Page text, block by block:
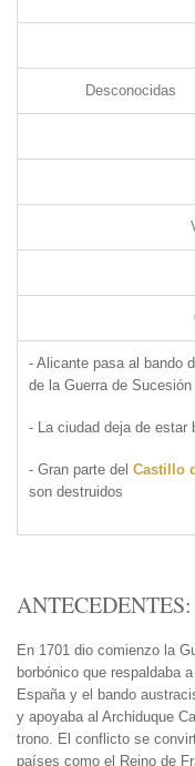
Desconocidas
- Alicante pasa al bando
de la Guerra de Sucesión
- La ciudad deja de estar
- Gran parte del Castillo
son destruidos
ANTECEDENTES:
En 1701 dio comienzo la
borbónico que respaldaba
España y el bando
y apoyaba al Archiduque
trono. El conflicto se
países como el Reino de